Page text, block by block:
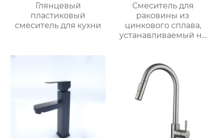
Глянцевый
пластиковый
смеситель для кухни
Смеситель для
раковины из
цинкового сплава,
устанавливаемый на